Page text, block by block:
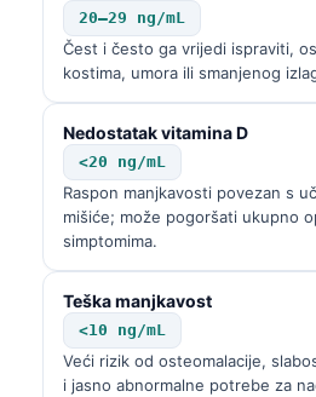
20–29 ng/mL
Čest i često ga vrijedi ispraviti,
kostima, umora ili smanjenog
Nedostatak vitamina D
<20 ng/mL
Raspon manjkavosti povezan s
mišiće; može pogoršati ukupno
simptomima.
Teška manjkavost
<10 ng/mL
Veći rizik od osteomalacije,
i jasno abnormalne potrebe za
ພາສາລາວ
Basa Jawa
Cebuano
Кыргызча
Татар теле
Беларуская мова
Esperanto
Frysk
Ślōnskŏ gŏdka